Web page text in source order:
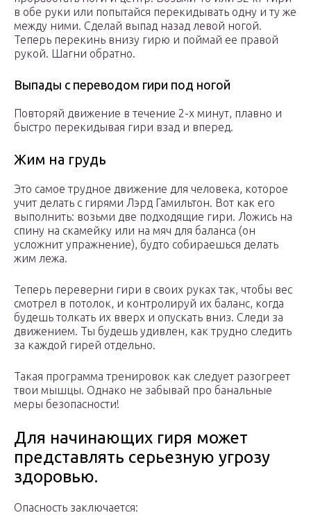
в обе руки или попытайся перекидывать одну и ту же
между ними. Сделай выпад назад левой ногой.
Теперь перекинь внизу гирю и поймай ее правой
рукой. Шагни обратно.
Выпады с переводом гири под ногой
Повторяй движение в течение 2-х минут, плавно и
быстро перекидывая гири взад и вперед.
Жим на грудь
Это самое трудное движение для человека, которое
учит делать с гирями Лэрд Гамильтон. Вот как его
выполнить: возьми две подходящие гири. Ложись на
спину на скамейку или на мяч для баланса (он
усложнит упражнение), будто собираешься делать
жим лежа.
Теперь переверни гири в своих руках так, чтобы вес
смотрел в потолок, и контролируй их баланс, когда
будешь толкать их вверх и опускать вниз. Следи за
движением. Ты будешь удивлен, как трудно следить
за каждой гирей отдельно.
Такая программа тренировок как следует разогреет
твои мышцы. Однако не забывай про банальные
меры безопасности!
Для начинающих гиря может
представлять серьезную угрозу
здоровью.
Опасность заключается: